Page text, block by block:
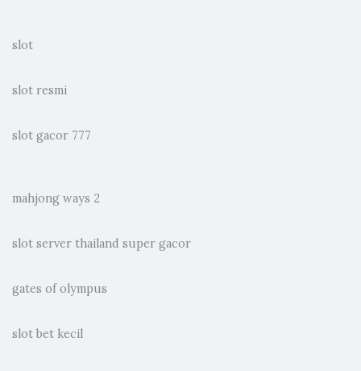
slot
slot resmi
slot gacor 777
mahjong ways 2
slot server thailand super gacor
gates of olympus
slot bet kecil